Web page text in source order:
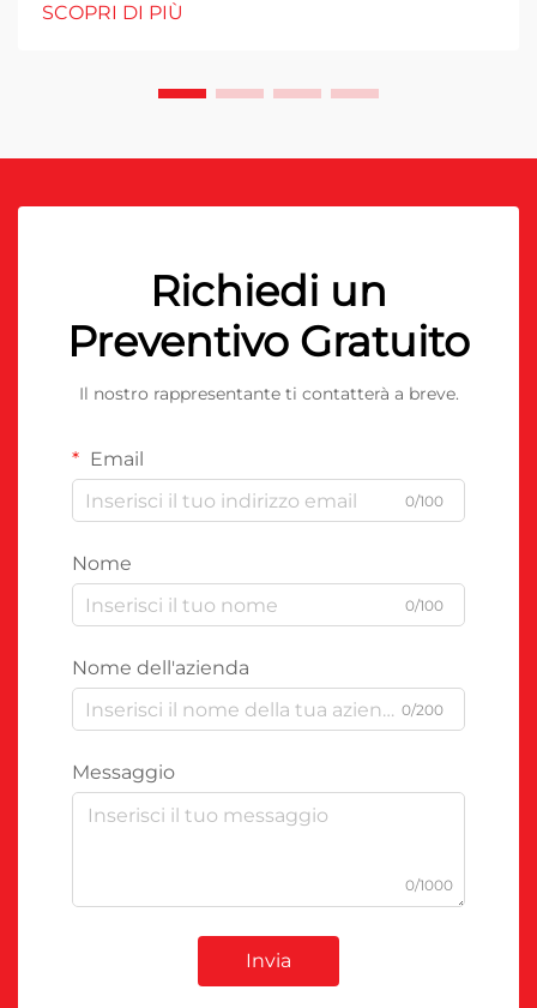
SCOPRI DI PIÙ
Richiedi un
Preventivo Gratuito
Il nostro rappresentante ti contatterà a breve.
Email
0/100
Nome
0/100
Nome dell'azienda
0/200
Messaggio
0/1000
Invia